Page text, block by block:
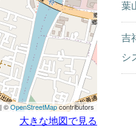
| ©OpenStreetMapcontributors
大きな地図で見る
葉
吉
シ